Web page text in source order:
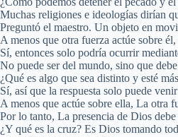
Muchas religiones e ideologías dirían
Preguntó el maestro. Un objeto en
A menos que otra fuerza actúe sobre
Sí, entonces solo podría ocurrir
No puede ser del mundo, sino que
¿Qué es algo que sea distinto y esté
Sí, así que la respuesta solo puede
A menos que actúe sobre ella, La otra
Por lo tanto, La presencia de Dios
¿Y qué es la cruz? Es Dios tomando